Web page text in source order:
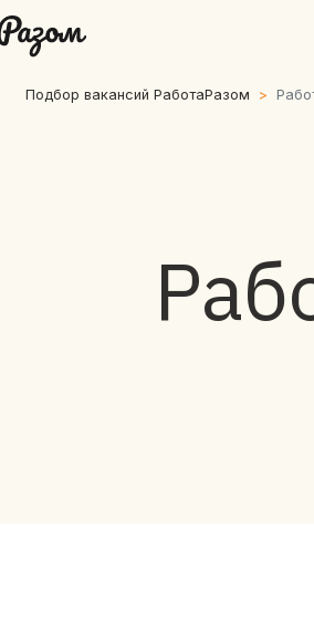
Подбор вакансий РаботаРазом